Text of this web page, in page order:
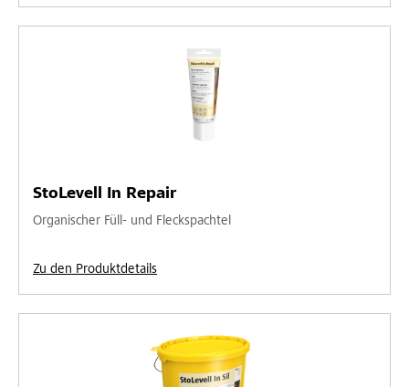
StoLevell In Repair
Organischer Füll- und Fleckspachtel
Zu den Produktdetails